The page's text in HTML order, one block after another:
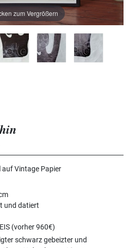
zum Vergrößern
auf Vintage Papier
und datiert
(vorher 960€)
schwarz gebeizter und